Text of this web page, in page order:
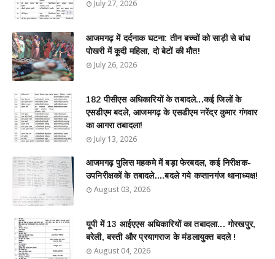
July 27, 2026
आजमगढ़ में दर्दनाक घटना: तीन बच्चों को साड़ी से बांध
पोखरी में कूदी महिला, दो बेटों की मौत!
July 26, 2026
182 पीसीएस अधिकारियों के तबादले...कई जिलों के
एसडीएम बदले, आजमगढ़ के एसडीएम नरेंद्र कुमार गंगवार
का आगरा तबादला!
July 13, 2026
आजमगढ़ पुलिस महकमे में बड़ा फेरबदल, कई निरीक्षक-
उपनिरीक्षकों के तबादले....बदले गये कप्तानगंज थानाध्यक्ष!
August 03, 2026
यूपी में 13 आईएएस अधिकारियों का तबादला... गोरखपुर,
बरेली, बस्ती और प्रयागराज के मंडलायुक्त बदले !
August 04, 2026